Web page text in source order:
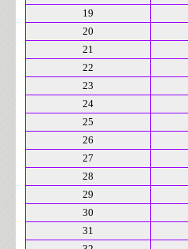
19
20
21
22
23
24
25
26
27
28
29
30
31